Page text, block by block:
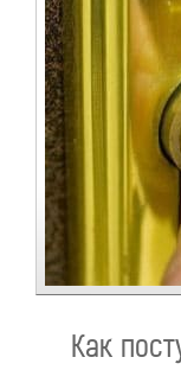
Как